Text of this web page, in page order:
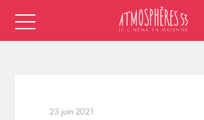
23 juin 2021